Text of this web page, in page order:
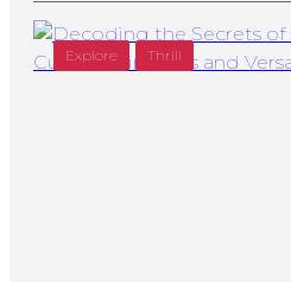
Explore Thrill